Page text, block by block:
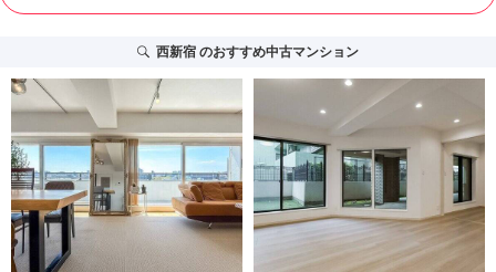
西新宿のおすすめ中古マンション